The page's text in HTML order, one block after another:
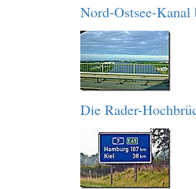
Nord-Ostsee-Kanal
Die Rader-